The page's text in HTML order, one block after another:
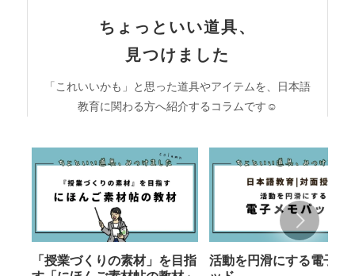
ちょっといい道具、
見つけました
「これいいかも」と思った道具やアイテムを、日本語
教育に関わる方へ紹介するコラムです☺︎
「授業づくりの素材」を目指
活動を円滑にする電子メ